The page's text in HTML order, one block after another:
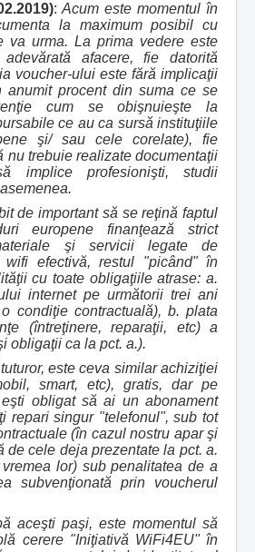
:Acum este momentul în
la maximum posibil cu
va urma. La prima vedere este
afacere, fie datorită
voucher-ului este fără implicaţii
anumit procent din suma ce se
cum se obişnuieşte la
ce au ca sursă instituţiile
şi/ sau cele corelate), fie
nu trebuie realizate documentaţii
implice profesionişti, studii
important să se reţină faptul
europene finanţează strict
şi servicii legate de
wifi efectivă, restul "picând" în
cu toate obligaţiile atrase: a.
internet pe următorii trei ani
condiţie contractuală), b. plata
(întreţinere, reparaţii, etc) a
obligaţii ca la pct. a.).
este ceva similar achiziţiei
smart, etc), gratis, dar pe
obligat să ai un abonament
repari singur "telefonul", sub tot
(în cazul nostru apar şi
de cele deja prezentate la pct. a.
lor) sub penalitatea de a
subvenţionată prin voucherul
paşi, este momentul să
cerere "Iniţiativă WiFi4EU" în